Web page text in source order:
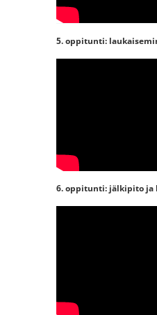
5. oppitunti:
6. oppitunti: jälkipito ja